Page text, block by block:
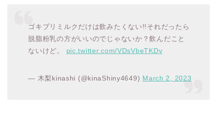
ゴキブリミルクだけは飲みたくない!!それだったら
脱脂粉乳の方がいいのでじゃないか？飲んだこと
ないけど。 pic.twitter.com/VDsVbeTKDv
— 木梨kinashi (@kinaShiny4649) March 2, 2023